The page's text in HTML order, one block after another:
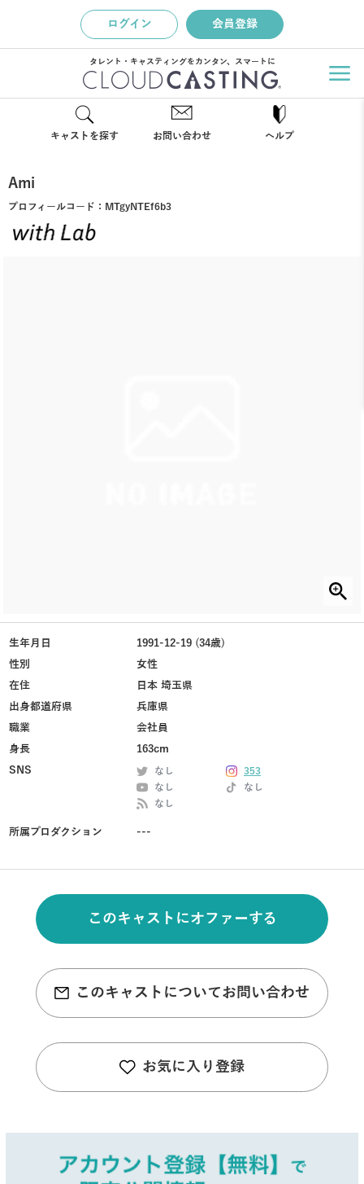
ログイン 会員登録
タレント・キャスティングをカンタン、スマートに
キャストを探す お問い合わせ ヘルプ
Ami
プロフィールコード： MTgyNTEf6b3
生年月日
1991-12-19 (34歳)
性別
女性
在住
日本 埼玉県
出身都道府県
兵庫県
職業
会社員
身長
163cm
SNS
なし
353
なし
なし
なし
所属プロダクション ---
このキャストにオファーする
このキャストについてお問い合わせ
お気に入り登録